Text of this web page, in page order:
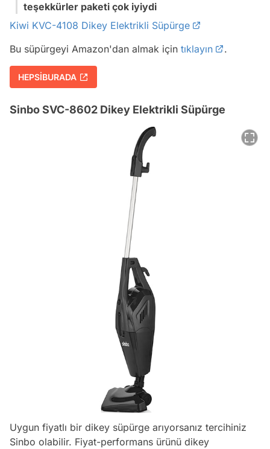
teşekkürler paketi çok iyiydi
Kiwi KVC-4108 Dikey Elektrikli Süpürge
Bu süpürgeyi Amazon'dan almak için tıklayın .
HEPSİBURADA
Sinbo SVC-8602 Dikey Elektrikli Süpürge
Uygun fiyatlı bir dikey süpürge arıyorsanız tercihiniz
Sinbo olabilir. Fiyat-performans ürünü dikey